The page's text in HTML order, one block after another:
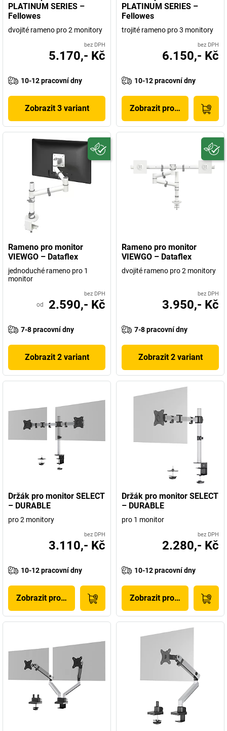
PLATINUM SERIES –
Fellowes
dvojité rameno pro 2 monitory
bez DPH
5.170,- Kč
10-12 pracovní dny
Zobrazit 3 variant
PLATINUM SERIES –
Fellowes
trojité rameno pro 3 monitory
bez DPH
6.150,- Kč
10-12 pracovní dny
Zobrazit produkt
Rameno pro monitor
VIEWGO – Dataflex
jednoduché rameno pro 1
monitor
bez DPH
od 2.590,- Kč
7-8 pracovní dny
Zobrazit 2 variant
Rameno pro monitor
VIEWGO – Dataflex
dvojité rameno pro 2 monitory
bez DPH
3.950,- Kč
7-8 pracovní dny
Zobrazit 2 variant
Držák pro monitor SELECT
– DURABLE
pro 2 monitory
bez DPH
3.110,- Kč
10-12 pracovní dny
Zobrazit produkt
Držák pro monitor SELECT
– DURABLE
pro 1 monitor
bez DPH
2.280,- Kč
10-12 pracovní dny
Zobrazit produkt